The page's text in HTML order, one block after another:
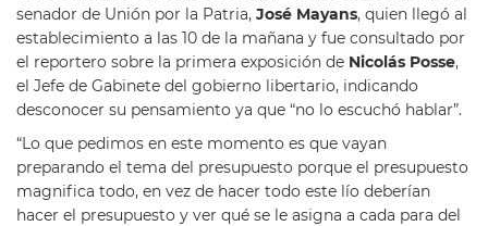
senador de Unión por la Patria, José Mayans, quien llegó al
establecimiento a las 10 de la mañana y fue consultado por
el reportero sobre la primera exposición de Nicolás Posse,
el Jefe de Gabinete del gobierno libertario, indicando
desconocer su pensamiento ya que “no lo escuchó hablar”.
“Lo que pedimos en este momento es que vayan
preparando el tema del presupuesto porque el presupuesto
magnifica todo, en vez de hacer todo este lío deberían
hacer el presupuesto y ver qué se le asigna a cada para del